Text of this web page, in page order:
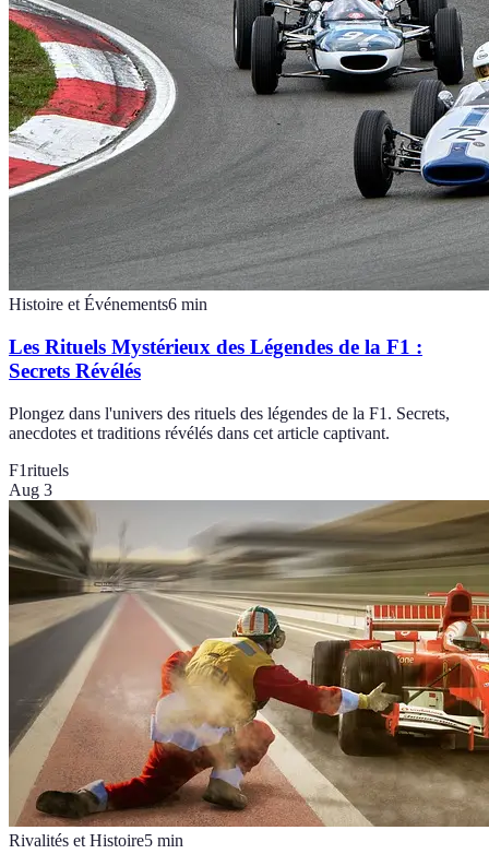
Histoire et Événements6 min
Les Rituels Mystérieux des Légendes de la F1 :
Secrets Révélés
Plongez dans l'univers des rituels des légendes de la F1. Secrets,
anecdotes et traditions révélés dans cet article captivant.
F1rituels
Aug 3
Rivalités et Histoire5 min